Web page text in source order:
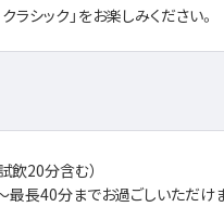
ラシック」をお楽しみください。
飲20分含む）
長40分までお過ごしいただけま